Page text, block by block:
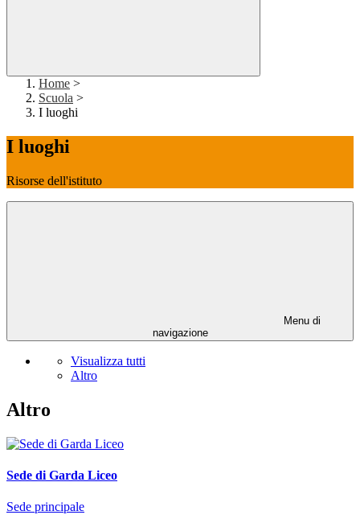
Home >
Scuola >
I luoghi
I luoghi
Risorse dell'istituto
Menu di
navigazione
Visualizza tutti
Altro
Altro
Sede di Garda Liceo
Sede principale